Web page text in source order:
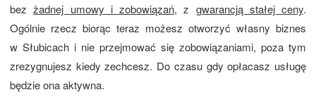
bezżadnej umowy i zobowiązań, z gwarancją stałej ceny.
Ogólnie rzecz biorąc teraz możesz otworzyć własny biznes
w Słubicach i nie przejmować się zobowiązaniami, poza tym
zrezygnujesz kiedy zechcesz. Do czasu gdy opłacasz usługę
będzie ona aktywna.